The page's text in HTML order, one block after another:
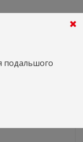
подальшого